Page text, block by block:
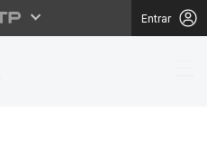
Entrar
do